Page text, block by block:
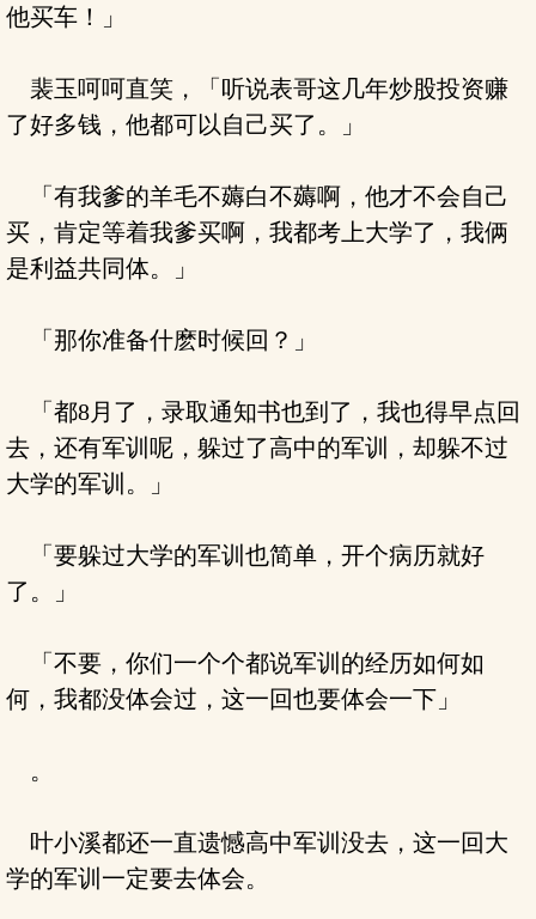
他买车！」
裴玉呵呵直笑，「听说表哥这几年炒股投资赚
了好多钱，他都可以自己买了。」
「有我爹的羊毛不薅白不薅啊，他才不会自己
买，肯定等着我爹买啊，我都考上大学了，我俩
是利益共同体。」
「那你准备什麽时候回？」
「都8月了，录取通知书也到了，我也得早点回
去，还有军训呢，躲过了高中的军训，却躲不过
大学的军训。」
「要躲过大学的军训也简单，开个病历就好
了。」
「不要，你们一个个都说军训的经历如何如
何，我都没体会过，这一回也要体会一下」
。
叶小溪都还一直遗憾高中军训没去，这一回大
学的军训一定要去体会。